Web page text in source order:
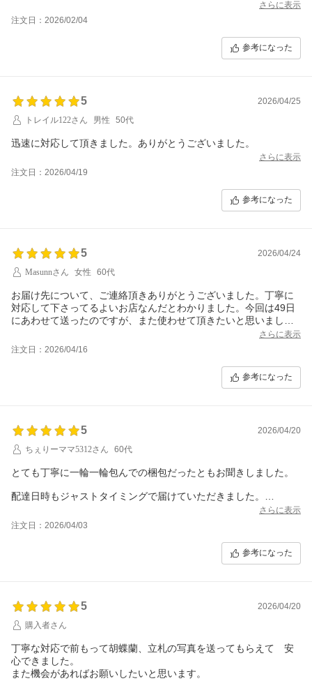
さらに表示
注文日：2026/02/04
参考になった
5
2026/04/25
トレイル122さん
男性 50代
迅速に対応して頂きました。ありがとうございました。
さらに表示
注文日：2026/04/19
参考になった
5
2026/04/24
Masunnさん
女性 60代
お届け先について、ご連絡頂きありがとうございました。丁寧に
対応して下さってるよいお店なんだとわかりました。今回は49日
にあわせて送ったのですが、また使わせて頂きたいと思いまし
さらに表示
注文日：2026/04/16
参考になった
5
2026/04/20
ちぇりーママ5312さん
60代
とても丁寧に一輪一輪包んでの梱包だったともお聞きしました。
配達日時もジャストタイミングで届けていただきました。
お気遣いのメールもいただいてましたこと、ありがとうございま
した。
数あるショップからこちらを選ばせていただき、本当に良かった
さらに表示
注文日：2026/04/03
参考になった
5
2026/04/20
購入者さん
丁寧な対応で前もって胡蝶蘭、立札の写真を送ってもらえて 安
心できました。
また機会があればお願いしたいと思います。